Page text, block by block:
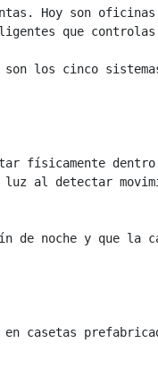
Hoy son
que
los cinco
físicamente
al detectar
de noche y que la
casetas